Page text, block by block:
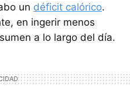
un déficit calórico.
en ingerir menos
a lo largo del día.